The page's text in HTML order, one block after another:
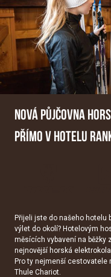
NOVÁ PŮJČOVNA
PŘÍMO V HOTELU
Přijeli jste do našeho hotelu
výlet do okolí? Hotelovým
měsících vybavení na běžky
nejnovější horská elektrokola
Pro ty nejmenší cestovatele
Thule Chariot.